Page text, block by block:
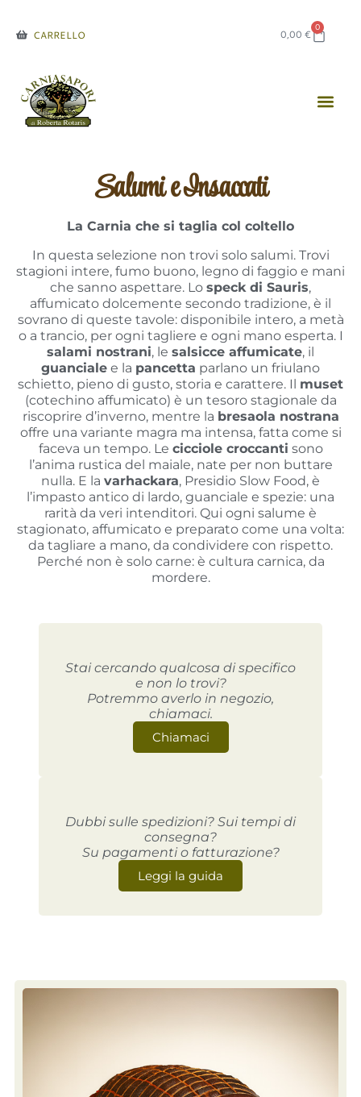
CARRELLO 0,00 €
0
Salumi e Insaccati
La Carnia che si taglia col coltello
In questa selezione non trovi solo salumi. Trovi
stagioni intere, fumo buono, legno di faggio e mani
che sanno aspettare. Lo speck di Sauris,
affumicato dolcemente secondo tradizione, è il
sovrano di queste tavole: disponibile intero, a metà
o a trancio, per ogni tagliere e ogni mano esperta. I
salami nostrani, le salsicce affumicate, il
guanciale e la pancetta parlano un friulano
schietto, pieno di gusto, storia e carattere. Il muset
(cotechino affumicato) è un tesoro stagionale da
riscoprire d’inverno, mentre la bresaola nostrana
offre una variante magra ma intensa, fatta come si
faceva un tempo. Le cicciole croccanti sono
l’anima rustica del maiale, nate per non buttare
nulla. E la varhackara, Presidio Slow Food, è
l’impasto antico di lardo, guanciale e spezie: una
rarità da veri intenditori. Qui ogni salume è
stagionato, affumicato e preparato come una volta:
da tagliare a mano, da condividere con rispetto.
Perché non è solo carne: è cultura carnica, da
mordere.
Stai cercando qualcosa di specifico
e non lo trovi?
Potremmo averlo in negozio,
chiamaci.
Chiamaci
Dubbi sulle spedizioni? Sui tempi di
consegna?
Su pagamenti o fatturazione?
Leggi la guida